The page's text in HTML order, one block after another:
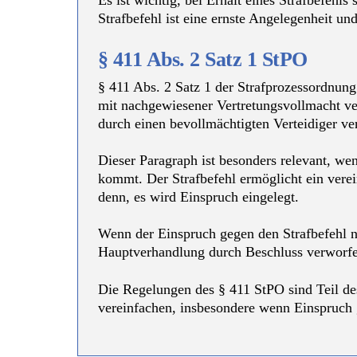
Strafbefehl ist eine ernste Angelegenheit
§ 411 Abs. 2 Satz 1 StPO
§ 411 Abs. 2 Satz 1 der
mit nachgewiesener Vertretungsvollmacht
durch einen bevollmächtigten Verteidiger
Dieser Paragraph ist besonders relevant,
kommt. Der Strafbefehl ermöglicht ein
denn, es wird Einspruch eingelegt.
Wenn der Einspruch gegen den
Hauptverhandlung durch Beschluss
Die Regelungen des § 411 StPO sind Teil
vereinfachen, insbesondere wenn